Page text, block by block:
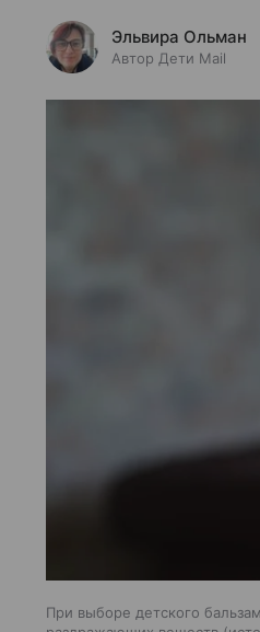
Эльвира Ольман
Автор Дети Mail
При выборе детского